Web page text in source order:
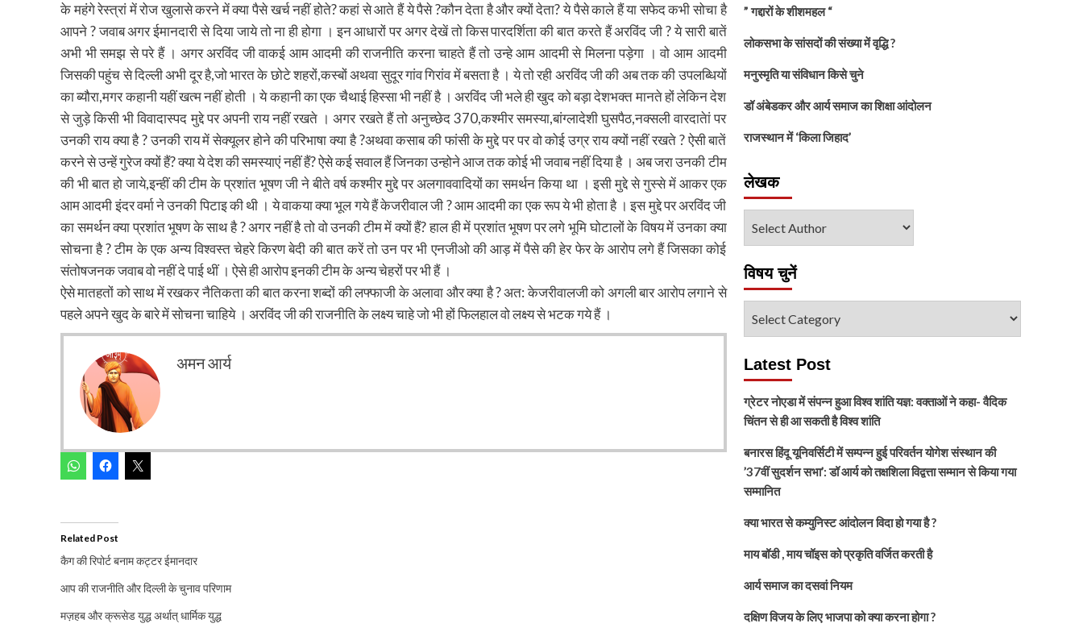
के महंगे रेस्त्रां में रोज खुलासे करने में क्या पैसे खर्च नहीं होते? कहां से आते हैं ये पैसे ?कौन देता है और क्यों देता? ये पैसे काले हैं या सफेद कभी सोचा है
आपने ? जवाब अगर ईमानदारी से दिया जाये तो ना ही होगा । इन आधारों पर अगर देखें तो किस पारदर्शिता की बात करते हैं अरविंद जी ? ये सारी बातें
अभी भी समझ से परे हैं । अगर अरविंद जी वाकई आम आदमी की राजनीति करना चाहते हैं तो उन्हे आम आदमी से मिलना पड़ेगा । वो आम आदमी
जिसकी पहुंच से दिल्ली अभी दूर है,जो भारत के छोटे शहरों,कस्बों अथवा सुदूर गांव गिरांव में बसता है । ये तो रही अरविंद जी की अब तक की उपलब्धियों
का ब्यौरा,मगर कहानी यहीं खत्म नहीं होती । ये कहानी का एक चैथाई हिस्सा भी नहीं है । अरविंद जी भले ही खुद को बड़ा देशभक्त मानते हों लेकिन देश
से जुड़े किसी भी विवादास्पद मुद्दे पर अपनी राय नहीं रखते । अगर रखते हैं तो अनुच्छेद 370,कश्मीर समस्या,बांग्लादेशी घुसपैठ,नक्सली वारदातेां पर
उनकी राय क्या है ? उनकी राय में सेक्यूलर होने की परिभाषा क्या है ?अथवा कसाब की फांसी के मुद्दे पर पर वो कोई उग्र राय क्यों नहीं रखते ? ऐसी बातें
करने से उन्हें गुरेज क्यों हैं? क्या ये देश की समस्याएं नहीं हैं? ऐसे कई सवाल हैं जिनका उन्होने आज तक कोई भी जवाब नहीं दिया है । अब जरा उनकी टीम
की भी बात हो जाये,इन्हीं की टीम के प्रशांत भूषण जी ने बीते वर्ष कश्मीर मुद्दे पर अलगाववादियों का समर्थन किया था । इसी मुद्दे से गुस्से में आकर एक
आम आदमी इंदर वर्मा ने उनकी पिटाइ की थी । ये वाकया क्या भूल गये हैं केजरीवाल जी ? आम आदमी का एक रूप ये भी होता है । इस मुद्दे पर अरविंद जी
का समर्थन क्या प्रशांत भूषण के साथ है ? अगर नहीं है तो वो उनकी टीम में क्यों हैं? हाल ही में प्रशांत भूषण पर लगे भूमि घोटालों के विषय में उनका क्या
सोचना है ? टीम के एक अन्य विश्वस्त चेहरे किरण बेदी की बात करें तो उन पर भी एनजीओ की आड़ में पैसे की हेर फेर के आरोप लगे हैं जिसका कोई
संतोषजनक जवाब वो नहीं दे पाई थीं । ऐसे ही आरोप इनकी टीम के अन्य चेहरों पर भी हैं ।
ऐसे मातहतों को साथ में रखकर नैतिकता की बात करना शब्दों की लफ्फाजी के अलावा और क्या है ? अत: केजरीवालजी को अगली बार आरोप लगाने से
पहले अपने खुद के बारे में सोचना चाहिये । अरविंद जी की राजनीति के लक्ष्य चाहे जो भी हों फिलहाल वो लक्ष्य से भटक गये हैं ।
अमन आर्य
Related Post
कैग की रिपोर्ट बनाम कट्टर ईमानदार
आप की राजनीति और दिल्ली के चुनाव परिणाम
मज़हब और क्रूसेड युद्ध अर्थात् धार्मिक युद्ध
” गद्दारों के शीशमहल “
लोकसभा के सांसदों की संख्या में वृद्धि ?
मनुस्मृति या संविधान किसे चुने
डॉ अंबेडकर और आर्य समाज का शिक्षा आंदोलन
राजस्थान में ‘किला जिहाद’
लेखक
विषय चुनें
Latest Post
ग्रेटर नोएडा में संपन्न हुआ विश्व शांति यज्ञ: वक्ताओं ने कहा- वैदिक
चिंतन से ही आ सकती है विश्व शांति
बनारस हिंदू यूनिवर्सिटी में सम्पन्न हुई परिवर्तन योगेश संस्थान की
’37वीं सुदर्शन सभा’: डॉ आर्य को तक्षशिला विद्वत्ता सम्मान से किया गया
सम्मानित
क्या भारत से कम्युनिस्ट आंदोलन विदा हो गया है ?
माय बॉडी , माय चॉइस को प्रकृति वर्जित करती है
आर्य समाज का दसवां नियम
दक्षिण विजय के लिए भाजपा को क्या करना होगा ?